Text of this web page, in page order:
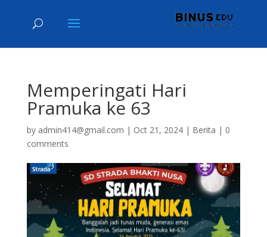
Memperingati Hari
Pramuka ke 63
by admin414@gmail.com | Oct 21, 2024| Berita | 0
comments